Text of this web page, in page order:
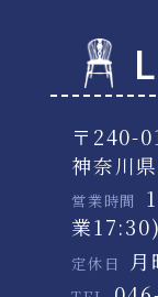
2017/
リビング
2017/
幅が小さ
2017/
ウオー
〒240-
神奈川
営業時間
業17:30)
定休日